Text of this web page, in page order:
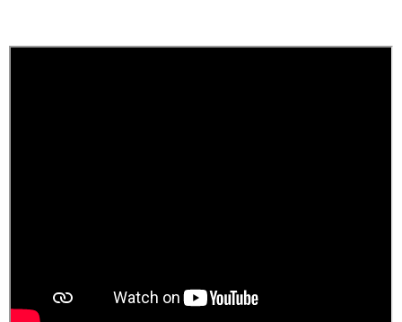
майстрів.